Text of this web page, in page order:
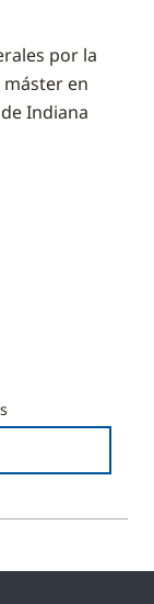
por la
en
Indiana